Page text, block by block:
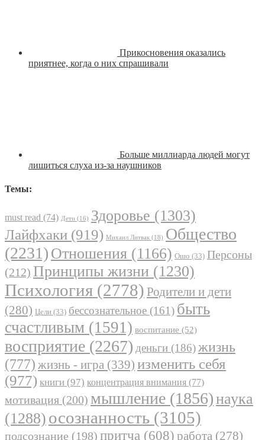
Прикосновения оказались
приятнее, когда о них спрашивали
Больше миллиарда людей могут
лишиться слуха из-за наушников
Темы:
must read (74) Дети (16) Здоровье (1303)
Лайфхаки (919) Михаил Литвак (18) Общество
(2231) Отношения (1166) Ошо (33) Персоны
(212) Принципы жизни (1230)
Психология (2778) Родители и дети
(280) Цели (33) бессознательное (161) быть
счастливым (1591) воспитание (52)
восприятие (2267) деньги (186)жизнь
(777) жизнь - игра (339) изменить себя
(977) книги (97) концентрация внимания (77)
мотивация (200) мышление (1856)наука
(1288) осознанность (3105)
подсознание (198) притча (608) работа (278)